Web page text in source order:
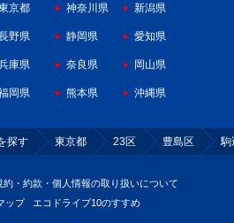
京都 神奈川県 新潟県
野県 静岡県 愛知県
庫県 奈良県 岡山県
岡県 熊本県 沖縄県
探す 東京都 23区 豊島区 駒
約・約款・個人情報の取り扱いについて
ップ エコドライブ10のすすめ